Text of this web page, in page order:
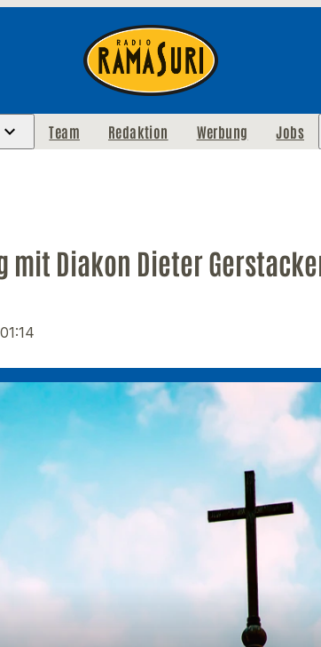
Team Redaktion Werbung Jobs
mit Diakon Dieter
01:14